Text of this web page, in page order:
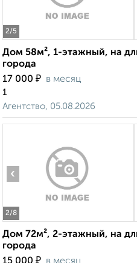
2/5
Дом 58м², 1-этажный, на
города
17 000 ₽ в месяц
1
Агентство, 05.08.2026
2/8
‹
Дом 72м², 2-этажный, на
города
₽